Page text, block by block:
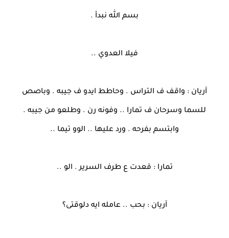
بسم الله نبدأ .
فيلا العدوي ..
آريان : واقف ف التراس . وحاطط ايدو ف جيبه . وباصص
للسما وسرحان ف تمارا .. وفونه رن . وطلعو من جيبه .
وابتسم بفرحه . ورد عليها .. الوو تيما ..
تمارا : قعدت ع طرف السرير . الو ..
آريان : بحب .. عامله ايه دلوقتى؟